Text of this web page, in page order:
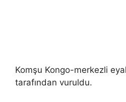
Komşu Kongo-merkezli
tarafından vuruldu.